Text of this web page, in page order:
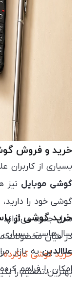
خرید و فروش
بسیاری از کاربران
گوشی موبایل
گوشی خود را
مدل جدید
در میان محصولات
خرید گوشی کارکرده
بهترین تصمیم را
خرید گوشی از
سال‌هاست بسیاری
علاالدینبه بازار
امکان را فراهم